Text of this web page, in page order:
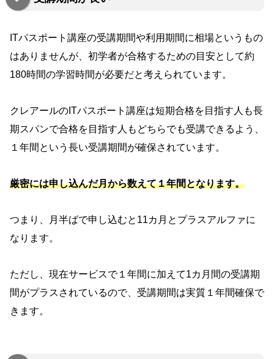
ITパスポート講座の受講期間や利用期間に相場というもの
はありませんが、初学者が合格するための目安として約
180時間の学習時間が必要だと考えられています。
クレアールのITパスポート講座は短期合格を目指す人も長
期スパンで合格を目指す人もどちらでも受講できるよう、
１年間という長い受講期間が確保されています。
厳密には申し込んだ月から数えて１年間となります。
つまり、月半ばで申し込むと11カ月とプラスアルファに
なります。
ただし、現在サービスで１年間に加えて1カ月間の受講期
間がプラスされているので、受講期間は実質１年間確保で
きます。